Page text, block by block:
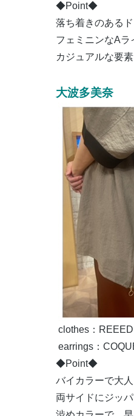
◆Point◆
落ち着きのある
フェミニンなAラ
カジュアルな要
大波多美奈
clothes：REEED
earrings：
◆Point◆
バイカラーで大
両サイドにジッ